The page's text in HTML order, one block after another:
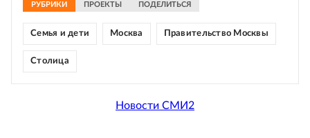
РУБРИКИ ПРОЕКТЫ ПОДЕЛИТЬСЯ
Семья и дети Москва Правительство Москвы
Столица
Новости СМИ2